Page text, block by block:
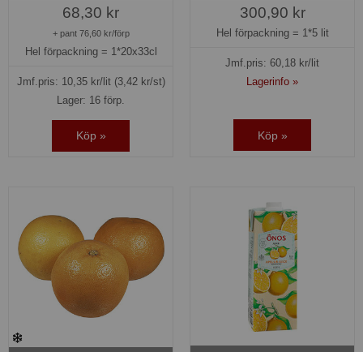
68,30 kr
+ pant 76,60 kr/förp
Hel förpackning = 1*20x33cl
Jmf.pris: 10,35kr/lit (3,42 kr/st)
Lager: 16 förp.
Köp »
300,90 kr
Hel förpackning = 1*5 lit
Jmf.pris: 60,18 kr/lit
Lagerinfo »
Köp »